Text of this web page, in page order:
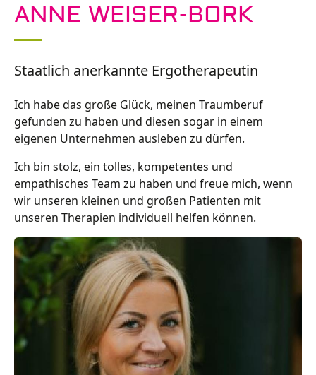
ANNE WEISER-BORK
Staatlich anerkannte Ergotherapeutin
Ich habe das große Glück, meinen Traumberuf
gefunden zu haben und diesen sogar in einem
eigenen Unternehmen ausleben zu dürfen.
Ich bin stolz, ein tolles, kompetentes und
empathisches Team zu haben und freue mich, wenn
wir unseren kleinen und großen Patienten mit
unseren Therapien individuell helfen können.